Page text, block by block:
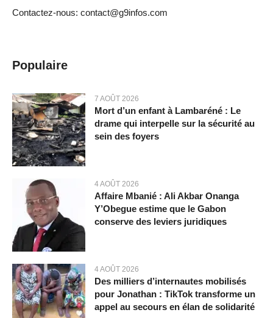
Contactez-nous: contact@g9infos.com
Populaire
7 AOÛT 2026
Mort d’un enfant à Lambaréné : Le
drame qui interpelle sur la sécurité au
sein des foyers
4 AOÛT 2026
Affaire Mbanié : Ali Akbar Onanga
Y’Obegue estime que le Gabon
conserve des leviers juridiques
4 AOÛT 2026
Des milliers d’internautes mobilisés
pour Jonathan : TikTok transforme un
appel au secours en élan de solidarité